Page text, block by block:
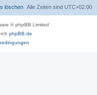
Alle Zeiten sind UTC+02:00
löschen
© phpBB Limited
phpBB.de